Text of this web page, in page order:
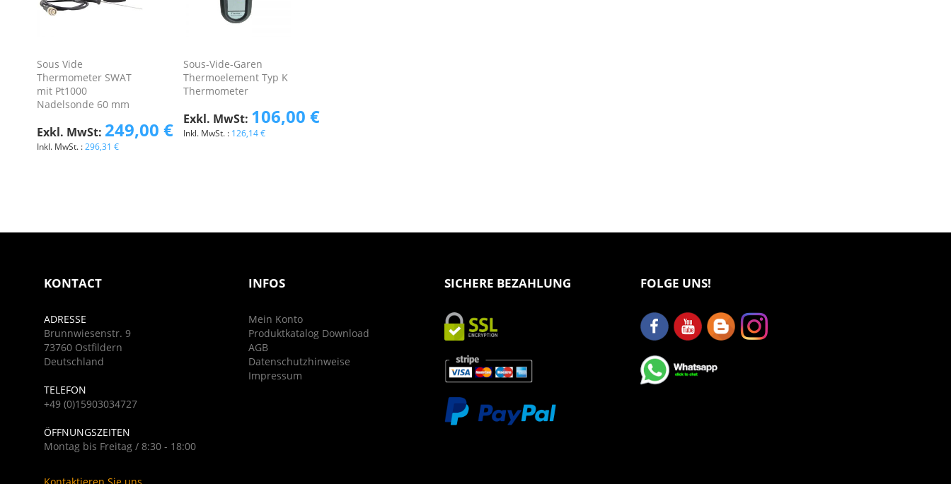
Sous Vide
Thermometer SWAT
mit Pt1000
Nadelsonde 60 mm
296,31 €
249,00 €
Sous-Vide-Garen
Thermoelement Typ K
Thermometer
126,14 €
106,00 €
KONTACT
ADRESSE
Brunnwiesenstr. 9
73760 Ostfildern
Deutschland
TELEFON
+49 (0)15903034727
ÖFFNUNGSZEITEN
Montag bis Freitag / 8:30 - 18:00
INFOS
Mein Konto
Produktkatalog Download
AGB
Datenschutzhinweise
Impressum
SICHERE BEZAHLUNG FOLGE UNS!